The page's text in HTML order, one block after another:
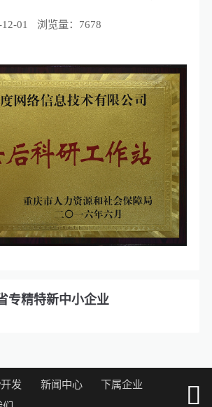
01 浏览量：7678
专精特新中小企业

发 新闻中心
下属企业